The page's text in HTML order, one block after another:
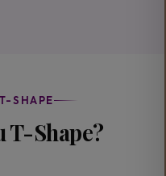
SHAPE
T-Shape?